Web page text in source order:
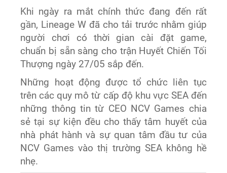
Khi ngày ra mắt chính thức đang đến rất
gần, Lineage W đã cho tải trước nhằm giúp
người chơi có thời gian cài đặt game,
chuẩn bị sẵn sàng cho trận Huyết Chiến Tối
Thượng ngày 27/05 sắp đến.
Những hoạt động được tổ chức liên tục
trên các quy mô từ cấp độ khu vực SEA đến
những thông tin từ CEO NCV Games chia
sẻ tại sự kiện đều cho thấy tâm huyết của
nhà phát hành và sự quan tâm đầu tư của
NCV Games vào thị trường SEA không hề
nhẹ.